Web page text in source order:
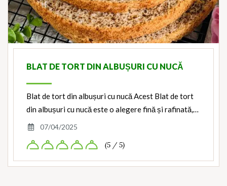
BLAT DE TORT DIN ALBUȘURI CU NUCĂ
Blat de tort din albușuri cu nucă Acest Blat de tort
din albușuri cu nucă este o alegere fină și rafinată,…
07/04/2025
(5 / 5)